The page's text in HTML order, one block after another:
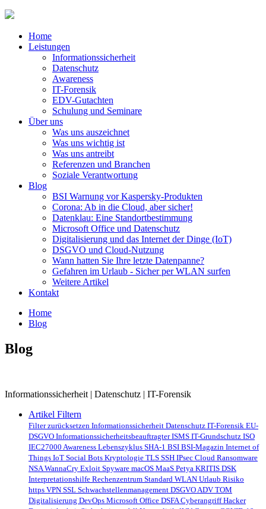
Home
Leistungen
Informationssicherheit
Datenschutz
Awareness
IT-Forensik
EDV-Gutachten
Schulung und Seminare
Über uns
Was uns auszeichnet
Was uns wichtig ist
Was uns antreibt
Referenzen und Branchen
Soziale Verantwortung
Blog
BSI Warnung vor Kaspersky-Produkten
Corona: Ab in die Cloud, aber sicher!
Datenklau: Eine Standortbestimmung
Microsoft Office und Datenschutz
Digitalisierung und das Internet der Dinge (IoT)
DSGVO und Cloud-Nutzung
Wann hatten Sie Ihre letzte Datenpanne?
Gefahren im Urlaub - Sicher per WLAN surfen
Weitere Artikel
Kontakt
Home
Blog
Blog
Informationssicherheit | Datenschutz | IT-Forensik
Artikel Filtern
Filter zurücksetzen Informationssicherheit Datenschutz IT-Forensik EU-
DSGVO InformationssicherheitsbeauftragterISMS IT-Grundschutz ISO
IEC27000 Awareness Lebenszyklus SHA-1 BSI BSI-Magazin Internet of
Things IoT Social Bots Kryptologie TLS SSH IPsec Cloud Ransomware
NSA WannaCry Exloit Spyware macOS MaaS Petya KRITIS DSK
Interpretationshilfe Rechenzentrum Standard WLAN Urlaub Risiko
https VPN SSL Schwachstellenmanagement DSGVO ADV TOM
Digitalisierung DevOps Microsoft Office DSFA CyberangriffHacker